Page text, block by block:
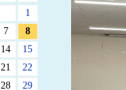
1
7
8
14
15
21
22
28
29